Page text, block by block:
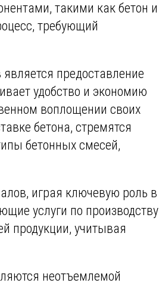
такими как бетон и
требующий
предоставление
удобство и экономию
воплощении своих
бетона, стремятся
бетонных смесей,
играя ключевую роль в
услуги по производству
продукции, учитывая
неотъемлемой